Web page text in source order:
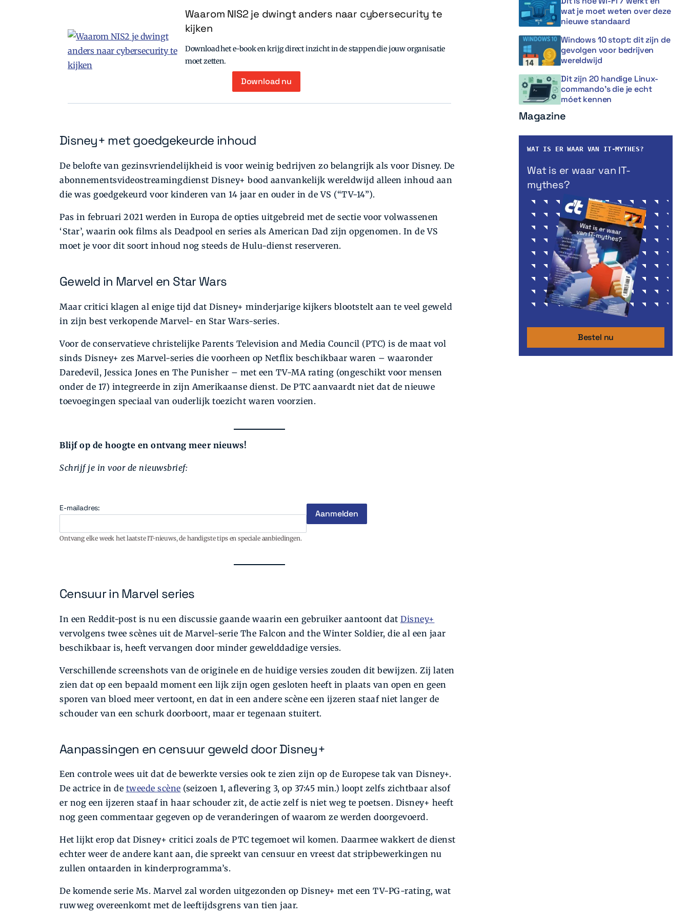
Waarom NIS2 je dwingt anders naar cybersecurity te
kijken
Download het e-book en krijg direct inzicht in de stappen die jouw organisatie
moet zetten.
Download nu
Disney+ met goedgekeurde inhoud
De belofte van gezinsvriendelijkheid is voor weinig bedrijven zo belangrijk als voor Disney. De
abonnementsvideostreamingdienst Disney+ bood aanvankelijk wereldwijd alleen inhoud aan
die was goedgekeurd voor kinderen van 14 jaar en ouder in de VS (“TV-14”).
Pas in februari 2021 werden in Europa de opties uitgebreid met de sectie voor volwassenen
‘Star’, waarin ook films als Deadpool en series als American Dad zijn opgenomen. In de VS
moet je voor dit soort inhoud nog steeds de Hulu-dienst reserveren.
Geweld in Marvel en Star Wars
Maar critici klagen al enige tijd dat Disney+ minderjarige kijkers blootstelt aan te veel geweld
in zijn best verkopende Marvel- en Star Wars-series.
Voor de conservatieve christelijke Parents Television and Media Council (PTC) is de maat vol
sinds Disney+ zes Marvel-series die voorheen op Netflix beschikbaar waren – waaronder
Daredevil, Jessica Jones en The Punisher – met een TV-MA rating (ongeschikt voor mensen
onder de 17) integreerde in zijn Amerikaanse dienst. De PTC aanvaardt niet dat de nieuwe
toevoegingen speciaal van ouderlijk toezicht waren voorzien.
Blijf op de hoogte en ontvang meer nieuws!
Schrijf je in voor de nieuwsbrief:
E-mailadres:
Ontvang elke week het laatste IT-nieuws, de handigste tips en speciale aanbiedingen.
Censuur in Marvel series
In een Reddit-post is nu een discussie gaande waarin een gebruiker aantoont dat Disney+
vervolgens twee scènes uit de Marvel-serie The Falcon and the Winter Soldier, die al een jaar
beschikbaar is, heeft vervangen door minder gewelddadige versies.
Verschillende screenshots van de originele en de huidige versies zouden dit bewijzen. Zij laten
zien dat op een bepaald moment een lijk zijn ogen gesloten heeft in plaats van open en geen
sporen van bloed meer vertoont, en dat in een andere scène een ijzeren staaf niet langer de
schouder van een schurk doorboort, maar er tegenaan stuitert.
Aanpassingen en censuur geweld door Disney+
Een controle wees uit dat de bewerkte versies ook te zien zijn op de Europese tak van Disney+.
De actrice in de tweede scène (seizoen 1, aflevering 3, op 37:45 min.) loopt zelfs zichtbaar alsof
er nog een ijzeren staaf in haar schouder zit, de actie zelf is niet weg te poetsen. Disney+ heeft
nog geen commentaar gegeven op de veranderingen of waarom ze werden doorgevoerd.
Het lijkt erop dat Disney+ critici zoals de PTC tegemoet wil komen. Daarmee wakkert de dienst
echter weer de andere kant aan, die spreekt van censuur en vreest dat stripbewerkingen nu
zullen ontaarden in kinderprogramma’s.
De komende serie Ms. Marvel zal worden uitgezonden op Disney+ met een TV-PG-rating, wat
ruwweg overeenkomt met de leeftijdsgrens van tien jaar.
wat je moet weten over deze
nieuwe standaard
Windows 10 stopt: dit zijn de
gevolgen voor bedrijven
wereldwijd
Dit zijn 20 handige Linux-
commando’s die je echt
móet kennen
Magazine
WAT IS ER WAAR VAN IT-MYTHES?
Wat is er waar van IT-
mythes?
Bestel nu